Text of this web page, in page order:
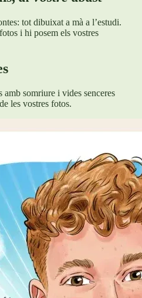
tot dibuixat a mà a l’estudi.
i hi posem els vostres
amb somriure i vides senceres
les vostres fotos.